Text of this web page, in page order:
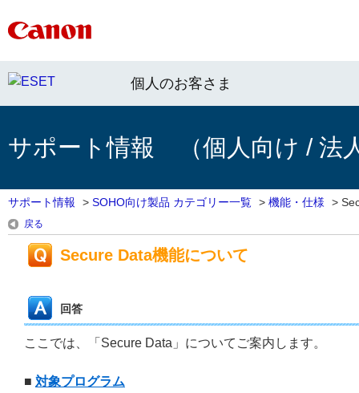
個人のお客さま
サポート情報 （個人向け / 法
サポート情報 > SOHO向け製品 カテゴリー一覧 > 機能・仕様 >
戻る
Secure Data機能について
回答
ここでは、「Secure Data」についてご案内します。
■ 対象プログラム